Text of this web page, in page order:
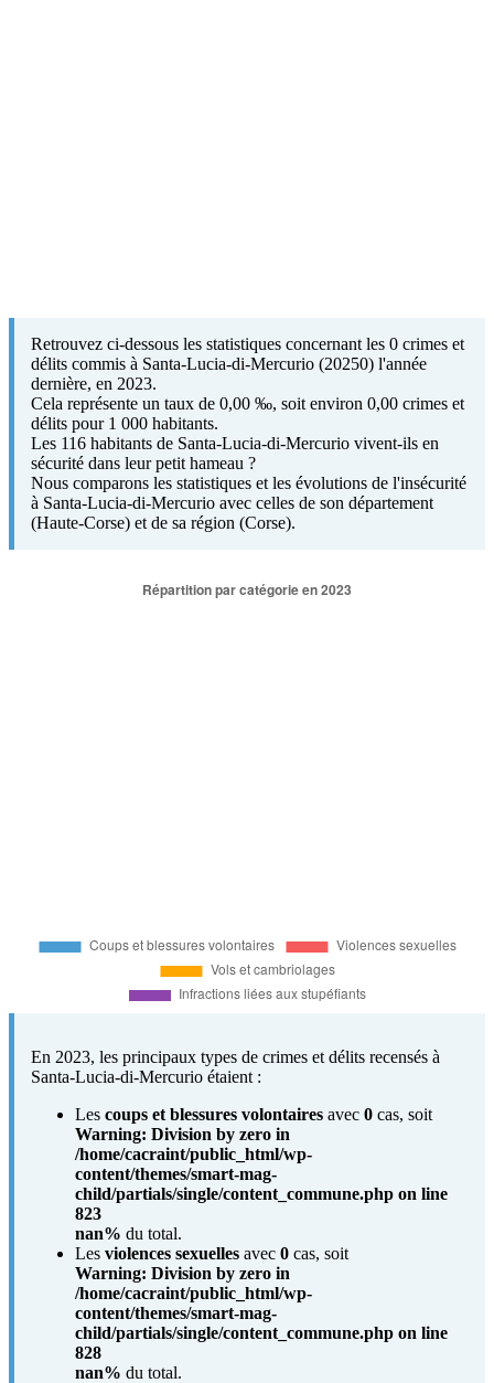
Retrouvez ci-dessous les statistiques concernant les 0 crimes et
délits commis à Santa-Lucia-di-Mercurio (20250) l'année
dernière, en 2023.
Cela représente un taux de 0,00 ‰, soit environ 0,00 crimes et
délits pour 1 000 habitants.
Les 116 habitants de Santa-Lucia-di-Mercurio vivent-ils en
sécurité dans leur petit hameau ?
Nous comparons les statistiques et les évolutions de l'insécurité
à Santa-Lucia-di-Mercurio avec celles de son département
(Haute-Corse) et de sa région (Corse).
En 2023, les principaux types de crimes et délits recensés à
Santa-Lucia-di-Mercurio étaient :
Les coups et blessures volontaires avec 0 cas, soit
Warning: Division by zero in
/home/cacraint/public_html/wp-
content/themes/smart-mag-
child/partials/single/content_commune.php on line
823
nan% du total.
Les violences sexuelles avec 0 cas, soit
Warning: Division by zero in
/home/cacraint/public_html/wp-
content/themes/smart-mag-
child/partials/single/content_commune.php on line
828
nan% du total.